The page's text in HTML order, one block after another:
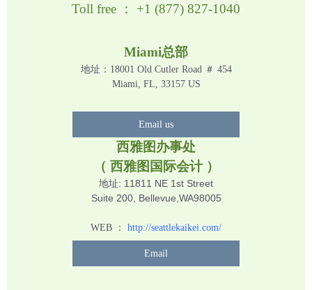
Toll free ： +1 (877) 827-1040
Miami总部
地址：18001 Old Cutler Road ＃ 454
Miami, FL, 33157 US
Email us
西雅图办事处
（ 西雅图国际会计 ）
地址: 11811 NE 1st Street
Suite 200, Bellevue,WA98005
WEB ： http://seattlekaikei.com/
Email